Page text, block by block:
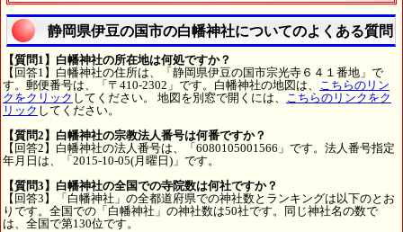
静岡県伊豆の国市の白幡神社についてのよくある質問
【質問1】白幡神社の所在地は何処ですか？
【回答1】白幡神社の住所は、「静岡県伊豆の国市宗光寺６４１番地」で
す。郵便番号は、「〒410-2302」です。白幡神社の地図は、 こちらのリン
クをクリック してください。 地図を別窓で開くには、 こちらのリンクをク
リック してください。
【質問2】白幡神社の宗教法人番号は何番ですか？
【回答2】白幡神社の法人番号は、「6080105001566」です。法人番号指定
年月日は、「2015-10-05(月曜日)」です。
【質問3】白幡神社の全国での寺院数は何社ですか？
【回答3】「白幡神社」の全都道府県での神社数とランキングは以下のとお
りです。全国での「白幡神社」の神社数は50社です。同じ神社名の数で
は、全国で第130位です。